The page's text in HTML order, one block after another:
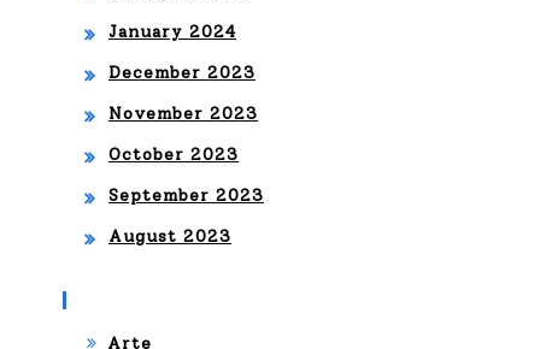
January 2024
December 2023
November 2023
October 2023
September 2023
August 2023
Arte